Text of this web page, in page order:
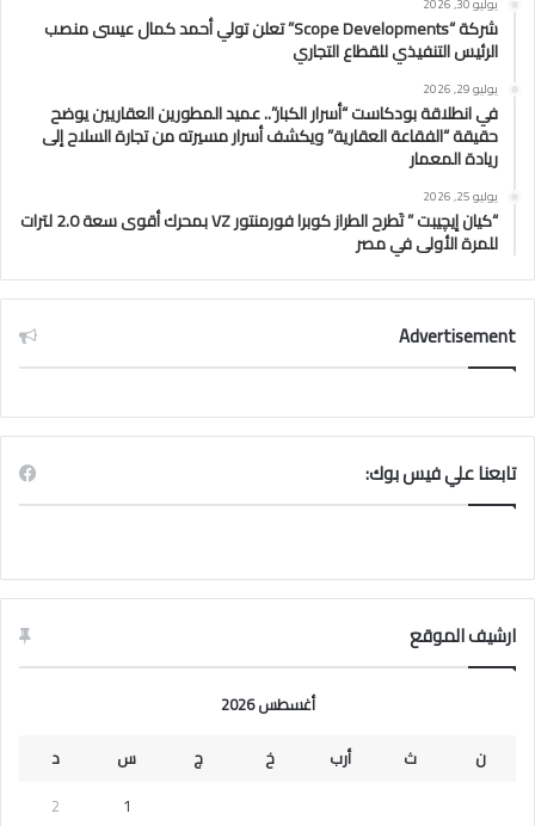
شركة “Scope Developments” تعلن تولي أحمد كمال عيسى منصب
الرئيس التنفيذي للقطاع التجاري
يوليو 29, 2026
في انطلاقة بودكاست “أسرار الكبار”.. عميد المطورين العقاريين يوضح
حقيقة “الفقاعة العقارية” ويكشف أسرار مسيرته من تجارة السلاح إلى
ريادة المعمار
يوليو 25, 2026
“كيان إيچيبت ” تَطرح الطراز كوبرا فورمنتور VZ بمحرك أقوى سعة 2.0 لترات
للمرة الأولى في مصر
Advertisement
تابعنا علي فيس بوك:
ارشيف الموقع
أغسطس 2026
ن
ث أرب خ ج س
د
1
2